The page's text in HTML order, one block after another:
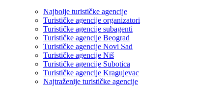
Najbolje turističke agencije
Turističke agencije organizatori
Turističke agencije subagenti
Turističke agencije Beograd
Turističke agencije Novi Sad
Turističke agencije Niš
Turističke agencije Subotica
Turističke agencije Kragujevac
Najtraženije turističke agencije